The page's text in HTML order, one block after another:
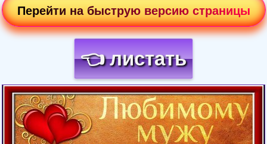
Перейти на быструю версию страницы
👈 листать
Загрузка картинки...